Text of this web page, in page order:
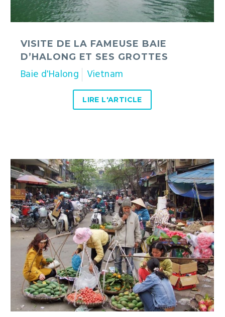
VISITE DE LA FAMEUSE BAIE
D’HALONG ET SES GROTTES
Baie d'Halong Vietnam
LIRE L'ARTICLE
Premiers
pas
dans
la
capitale
du
Vietnam
Hanoï